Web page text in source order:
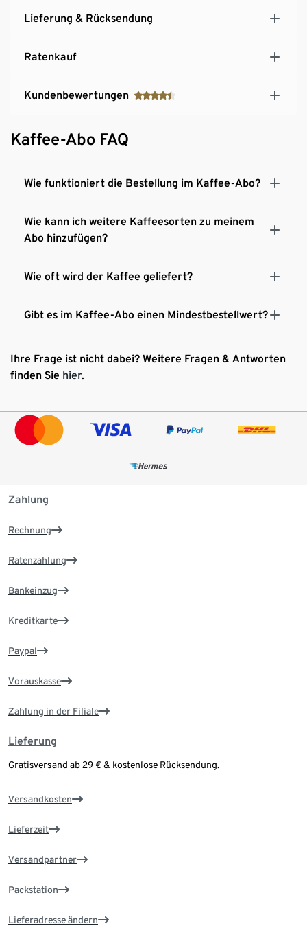
Lieferung & Rücksendung
Ratenkauf
Kundenbewertungen
Kaffee-Abo FAQ
Wie funktioniert die Bestellung im Kaffee-Abo?
Wie kann ich weitere Kaffeesorten zu meinem
Abo hinzufügen?
Wie oft wird der Kaffee geliefert?
Gibt es im Kaffee-Abo einen Mindestbestellwert?
Ihre Frage ist nicht dabei? Weitere Fragen & Antworten
finden Sie hier.
Zahlung
Rechnung
Ratenzahlung
Bankeinzug
Kreditkarte
Paypal
Vorauskasse
Zahlung in der Filiale
Lieferung
Gratisversand ab 29 € & kostenlose Rücksendung.
Versandkosten
Lieferzeit
Versandpartner
Packstation
Lieferadresse ändern